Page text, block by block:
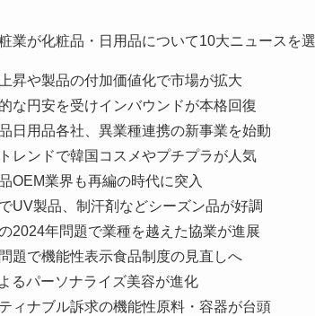
業が化粧品・日用品について10大ニュースを
上昇や製品の付加価値化で市場が拡大
的な円安を受けインバウンドが本格回復
品日用品各社、異業種連携の新事業を始動
トレンドで韓国コスメやプチプラが人気
OEM業界も再編の時代に突入
でUV製品、制汗剤などシーズン品が好調
の2024年問題で業種を越えた協業が進展
問題で機能性表示食品制度の見直しへ
るパーソナライズ美容が進化
ティナブル訴求の機能性原料・容器が台頭